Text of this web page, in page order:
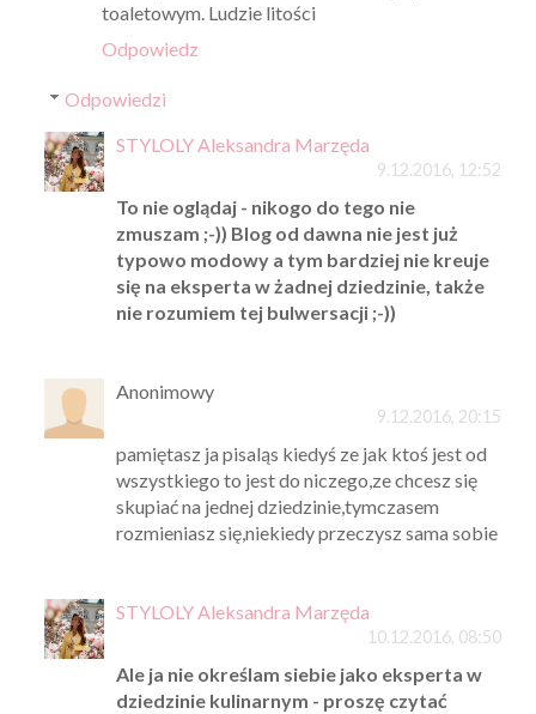
toaletowym. Ludzie litości
Odpowiedz
Odpowiedzi
STYLOLY Aleksandra Marzęda
9.12.2016, 12:52
To nie oglądaj - nikogo do tego nie
zmuszam ;-)) Blog od dawna nie jest już
typowo modowy a tym bardziej nie kreuje
się na eksperta w żadnej dziedzinie, także
nie rozumiem tej bulwersacji ;-))
Anonimowy
9.12.2016, 20:15
pamiętasz ja pisaląs kiedyś ze jak ktoś jest od
wszystkiego to jest do niczego,ze chcesz się
skupiać na jednej dziedzinie,tymczasem
rozmieniasz się,niekiedy przeczysz sama sobie
STYLOLY Aleksandra Marzęda
10.12.2016, 08:50
Ale ja nie określam siebie jako eksperta w
dziedzinie kulinarnym - proszę czytać